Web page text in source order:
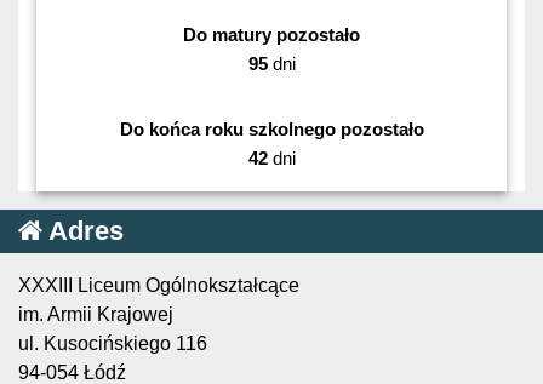
Do matury pozostało
95dni
Do końca roku szkolnego pozostało
42dni
Adres
XXXIII Liceum Ogólnokształcące
im. Armii Krajowej
ul. Kusocińskiego 116
94-054 Łódź